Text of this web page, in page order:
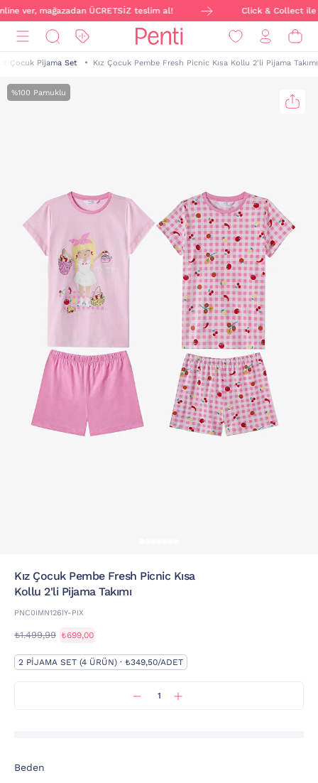
ver, mağazadan ÜCRETSİZ teslim al! Click & Collect ile
Çocuk Pijama Set Kız Çocuk Pembe Fresh Picnic Kısa Kollu 2'li Pijama Takımı
%100 Pamuklu
Kız Çocuk Pembe Fresh Picnic Kısa
Kollu 2'li Pijama Takımı
PNC0IMN126IY-PIX
₺1.499,99 ₺699,00
2 PIJAMA SET (4 ÜRÜN) · ₺349,50/ADET
Beden